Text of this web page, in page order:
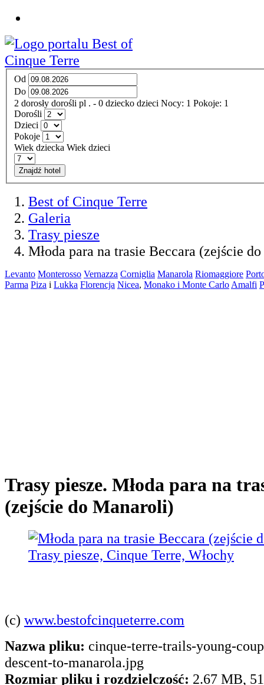
Od
Do
2 dorosły dorośli pl . - 0 dziecko dzieci Nocy: 1 Pokoje: 1
Dorośli
Dzieci
Pokoje
Wiek dziecka Wiek dzieci
Znajdź hotel
Best of Cinque Terre
Galeria
Trasy piesze
Młoda para na trasie Beccara (zejście
Levanto Monterosso Vernazza Corniglia Manarola Riomaggiore
Parma Piza i Lukka Florencja Nicea, Monako i Monte Carlo Amalfi
Trasy piesze. Młoda para na
(zejście do Manaroli)
(c) www.bestofcinqueterre.com
Nazwa pliku: cinque-terre-trails-young-
descent-to-manarola.jpg
Rozmiar pliku i rozdzielczość: 2.67 MB,